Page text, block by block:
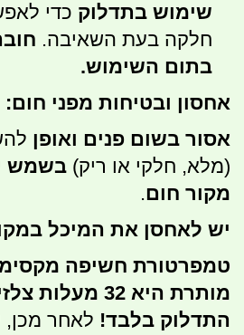
שימוש בתדלוק כדי
חלקה בעת השאיבה.
בתום השימוש.
אחסון ובטיחות מפני חום:
אסור בשום פנים ואופן
(מלא, חלקי או ריק) בשמש
מקור חום.
יש לאחסן את המיכל
טמפרטורת חשיפה
מותרת היא 32
התדלוק בלבד! לאחר מכן,